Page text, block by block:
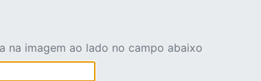
na imagem ao lado no campo abaixo